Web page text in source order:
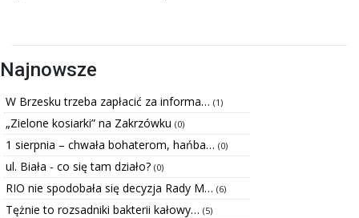
Najnowsze
W Brzesku trzeba zapłacić za informa… (1)
„Zielone kosiarki” na Zakrzówku (0)
1 sierpnia – chwała bohaterom, hańba… (0)
ul. Biała - co się tam działo? (0)
RIO nie spodobała się decyzja Rady M… (6)
Tężnie to rozsadniki bakterii kałowy… (5)